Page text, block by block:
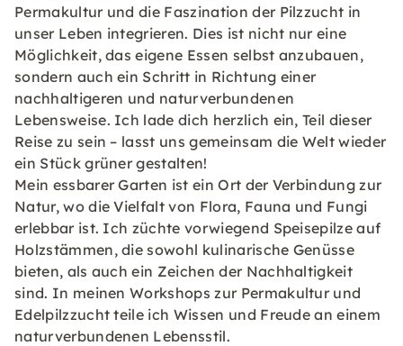
Permakultur und die Faszination der Pilzzucht in
unser Leben integrieren. Dies ist nicht nur eine
Möglichkeit, das eigene Essen selbst anzubauen,
sondern auch ein Schritt in Richtung einer
nachhaltigeren und naturverbundenen
Lebensweise. Ich lade dich herzlich ein, Teil dieser
Reise zu sein – lasst uns gemeinsam die Welt wieder
ein Stück grüner gestalten!
Mein essbarer Garten ist ein Ort der Verbindung zur
Natur, wo die Vielfalt von Flora, Fauna und Fungi
erlebbar ist. Ich züchte vorwiegend Speisepilze auf
Holzstämmen, die sowohl kulinarische Genüsse
bieten, als auch ein Zeichen der Nachhaltigkeit
sind. In meinen Workshops zur Permakultur und
Edelpilzzucht teile ich Wissen und Freude an einem
naturverbundenen Lebensstil.